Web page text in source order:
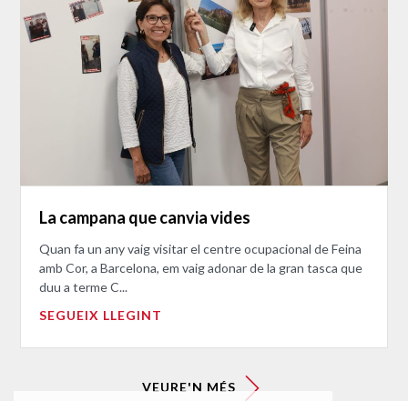
La campana que canvia vides
Quan fa un any vaig visitar el centre ocupacional de Feina
amb Cor, a Barcelona, em vaig adonar de la gran tasca que
duu a terme C...
SEGUEIX LLEGINT
VEURE'N MÉS